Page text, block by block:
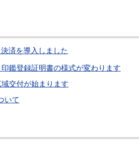
済を導入しました
鑑登録証明書の様式が変わります
交付が始まります
いて